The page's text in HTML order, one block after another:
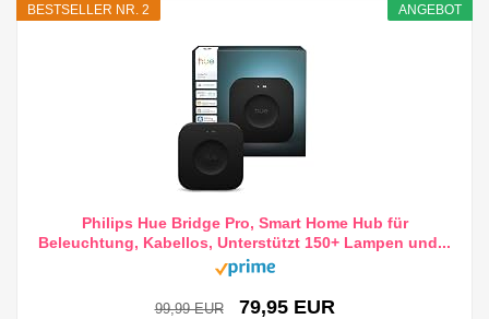
ANGEBOT
BESTSELLER NR. 2
Philips Hue Bridge Pro, Smart Home Hub für
Beleuchtung, Kabellos, Unterstützt 150+ Lampen und...
99,99 EUR 79,95 EUR